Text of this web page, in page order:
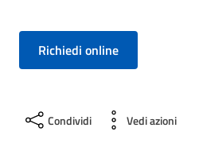
Richiedi online
Condividi Vedi azioni